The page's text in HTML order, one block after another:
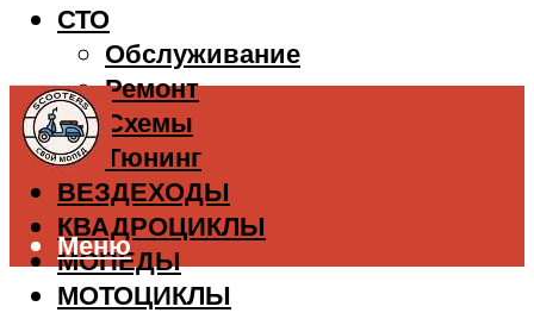
СТО
Обслуживание
Ремонт
Схемы
Тюнинг
ВЕЗДЕХОДЫ
КВАДРОЦИКЛЫ
МОПЕДЫ
МОТОЦИКЛЫ
Меню